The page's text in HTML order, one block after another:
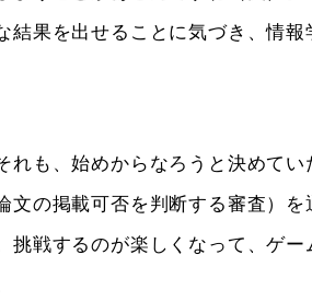
果を出せることに気づき、情報
も、始めからなろうと決めてい
文の掲載可否を判断する審査）を
戦するのが楽しくなって、ゲー
。